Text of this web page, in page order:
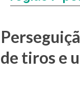
de tiros e